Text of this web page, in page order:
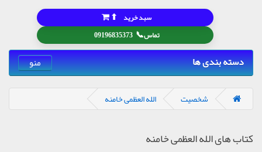
تماس📞
09196835373
سبد خرید ⬆
دسته بندی ها منو
شخصیت الله العظمی خامنه
کتاب های الله العظمی خامنه